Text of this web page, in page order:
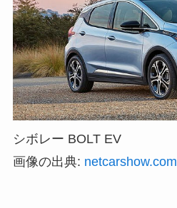
シボレー BOLT EV
画像の出典: netcarshow.com